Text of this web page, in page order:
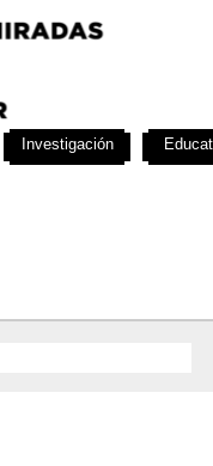
Investigación